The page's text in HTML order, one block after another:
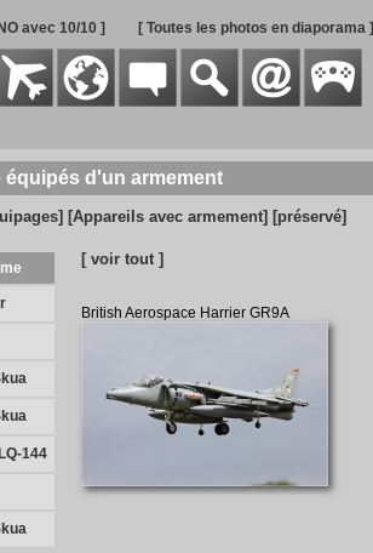
avec 10/10 ] [ Toutes les photos en diaporama ]
équipés d'un armement
[Appareils avec armement] [préservé]
144
[ voir tout ]
British Aerospace Harrier GR9A